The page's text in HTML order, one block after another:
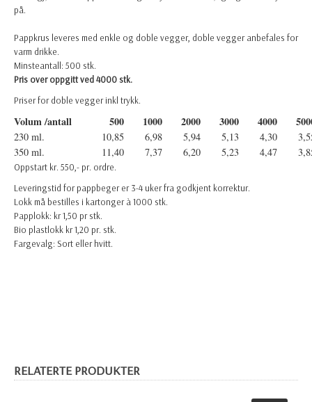
på.
Pappkrus leveres med enkle og doble vegger, doble vegger anbefales for
varm drikke.
Minsteantall: 500 stk.
Pris over oppgitt ved 4000 stk.
Priser for doble vegger inkl trykk.
Volum /antall 500 1000 2000 3000 4000
230 ml. 10,85 6,98 5,94 5,13 4,30
350 ml.
11,40 7,37 6,20 5,23 4,47
Oppstart kr. 550,- pr. ordre.
Leveringstid for pappbeger er 3-4 uker fra godkjent korrektur.
Lokk må bestilles i kartonger à 1000 stk.
Papplokk: kr 1,50 pr stk.
Bio plastlokk kr 1,20 pr. stk.
Fargevalg: Sort eller hvitt.
RELATERTE PRODUKTER